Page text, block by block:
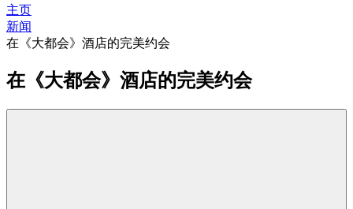
主页
新闻
在《大都会》酒店的完美约会
在《大都会》酒店的完美约会